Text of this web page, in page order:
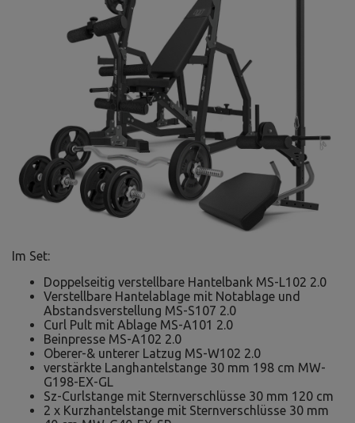
Im Set:
Doppelseitig verstellbare Hantelbank MS-L102 2.0
Verstellbare Hantelablage mit Notablage und
Abstandsverstellung MS-S107 2.0
Curl Pult mit Ablage MS-A101 2.0
Beinpresse MS-A102 2.0
Oberer-& unterer Latzug MS-W102 2.0
verstärkte Langhantelstange 30 mm 198 cm MW-
G198-EX-GL
Sz-Curlstange mit Sternverschlüsse 30 mm 120 cm
2 x Kurzhantelstange mit Sternverschlüsse 30 mm